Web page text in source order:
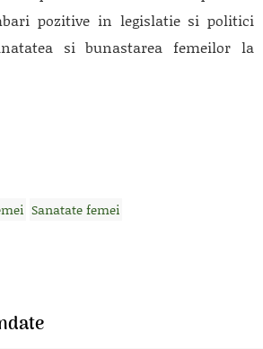
pozitive in legislatie si politici
si bunastarea femeilor la
Sanatate femei